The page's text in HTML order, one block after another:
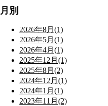
月別
2026年8月(1)
2026年5月(1)
2026年4月(1)
2025年12月(1)
2025年8月(2)
2024年12月(1)
2024年1月(1)
2023年11月(2)